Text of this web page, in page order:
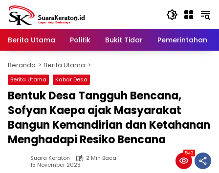
Langsung
konten
Berita Utama
Politik Bukit Tidar Pemerintahan
Beranda Berita Utama
Berita Utama Kabar Desa
Bentuk Desa Tangguh Bencana,
Sofyan Kaepa ajak Masyarakat
Bangun Kemandirian dan Ketahanan
Menghadapi Resiko Bencana
Suara Keraton
2 Min Baca
15 November 2023
543